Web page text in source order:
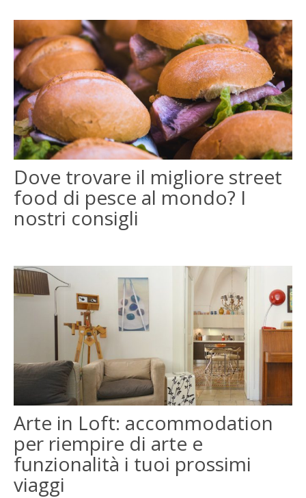
Dove trovare il migliore street
food di pesce al mondo? I
nostri consigli
Arte in Loft: accommodation
per riempire di arte e
funzionalità i tuoi prossimi
viaggi